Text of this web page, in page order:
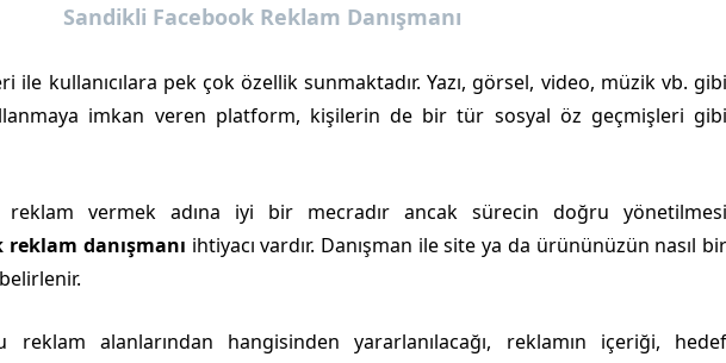
Sandikli Facebook Reklam Danışmanı
ile kullanıcılara pek çok özellik sunmaktadır. Yazı, görsel, video, müzik vb. gibi
imkan veren platform, kişilerin de bir tür sosyal öz geçmişleri gibi
reklam vermek adına iyi bir mecradır ancak sürecin doğru yönetilmesi
danışmanı ihtiyacı vardır. Danışman ile site ya da ürününüzün nasıl bir
reklam alanlarından hangisinden yararlanılacağı, reklamın içeriği, hedef